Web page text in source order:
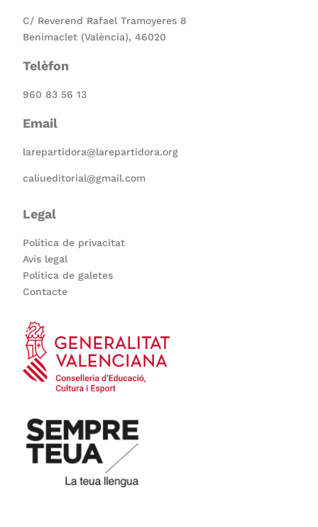
C/ Reverend Rafael Tramoyeres 8
Benimaclet (València), 46020
Telèfon
960 83 56 13
Email
larepartidora@larepartidora.org
caliueditorial@gmail.com
Legal
Política de privacitat
Avís legal
Política de galetes
Contacte